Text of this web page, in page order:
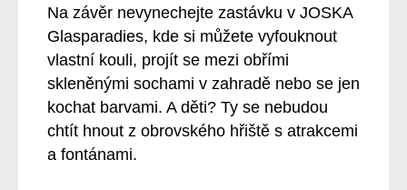
Na závěr nevynechejte zastávku v JOSKA
Glasparadies, kde si můžete vyfouknout
vlastní kouli, projít se mezi obřími
skleněnými sochami v zahradě nebo se jen
kochat barvami. A děti? Ty se nebudou
chtít hnout z obrovského hřiště s atrakcemi
a fontánami.